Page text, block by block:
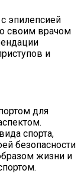
эпилепсией
своим врачом
и
для
спорта,
безопасности
жизни и